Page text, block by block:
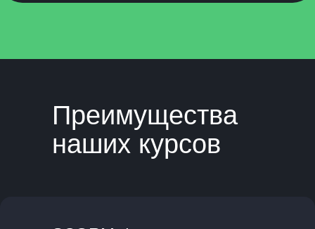
Преимущества
наших курсов